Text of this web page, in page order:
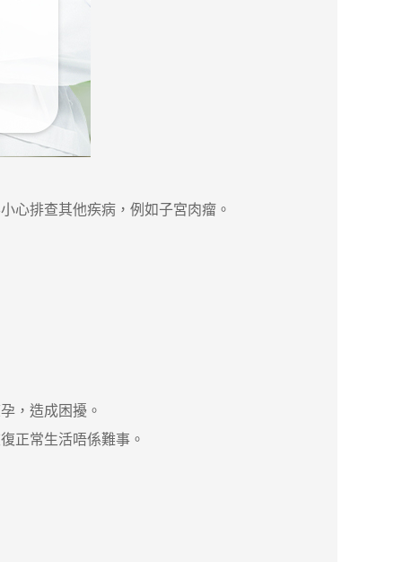
排查其他疾病，例如子宮肉瘤。
，造成困擾。
正常生活唔係難事。